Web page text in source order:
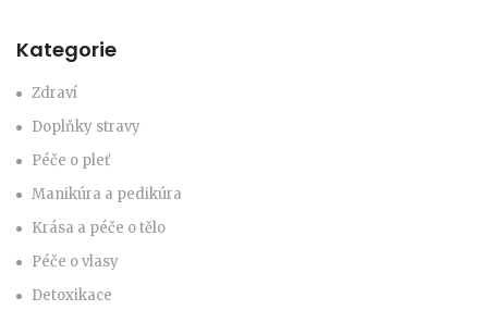
Kategorie
Zdraví
Doplňky stravy
Péče o pleť
Manikúra a pedikúra
Krása a péče o tělo
Péče o vlasy
Detoxikace